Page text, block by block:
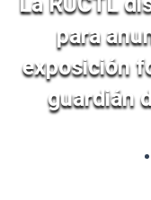
para
exposición
guardián